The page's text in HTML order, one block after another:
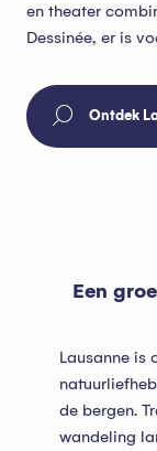
en theater
Dessinée, er is
Ontdek
Een
Lausanne is
de bergen.
wandeling